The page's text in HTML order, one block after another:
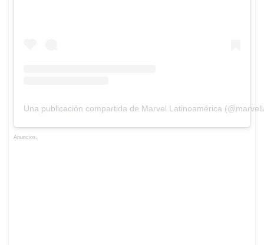
Una publicación compartida de Marvel Latinoamérica
Anuncios.